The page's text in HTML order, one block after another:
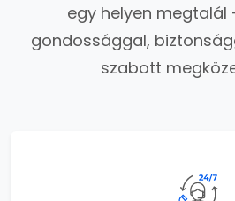
egy helyen megtalál
gondossággal,
szabott